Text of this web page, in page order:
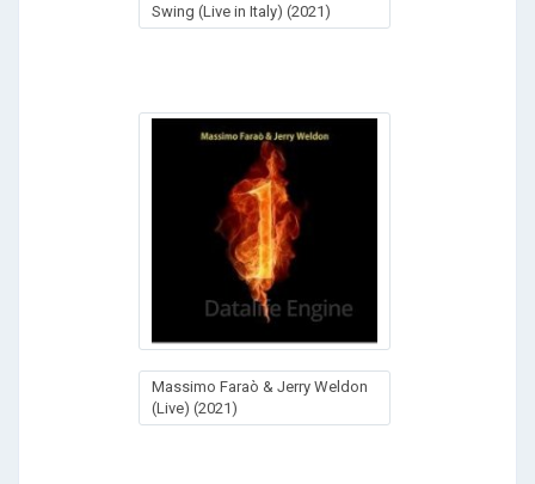
Swing (Live in Italy) (2021)
Massimo Faraò & Jerry Weldon
(Live) (2021)